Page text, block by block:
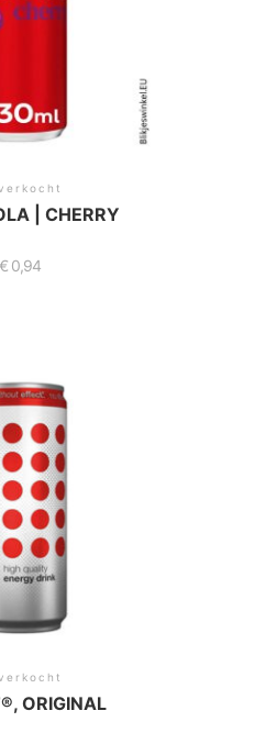
| CHERRY
€ 0,94
ORIGINAL